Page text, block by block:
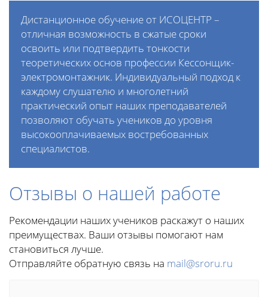
Дистанционное обучение от ИСОЦЕНТР –
отличная возможность в сжатые сроки
освоить или подтвердить тонкости
теоретических основ профессии Кессонщик-
электромонтажник. Индивидуальный подход к
каждому слушателю и многолетний
практический опыт наших преподавателей
позволяют обучать учеников до уровня
высокооплачиваемых востребованных
специалистов.
Отзывы о нашей работе
Рекомендации наших учеников раскажут о наших
преимуществах. Ваши отзывы помогают нам
становиться лучше.
Отправляйте обратную связь на mail@sroru.ru